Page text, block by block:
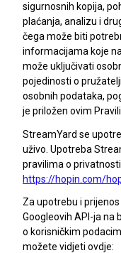
sigurnosnih kopija,
plaćanja, analizu i
čega može biti
informacijama koje
može uključivati
pojedinosti o
osobnih podataka,
je priložen ovim
StreamYard se
uživo. Upotreba
pravilima o
https://hopin.com/
Za upotrebu i
Googleovih API-ja na
o korisničkim
možete vidjeti ovdje: